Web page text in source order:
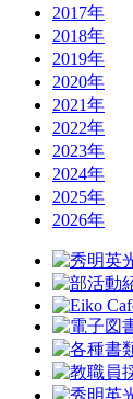
2017年
2018年
2019年
2020年
2021年
2022年
2023年
2024年
2025年
2026年